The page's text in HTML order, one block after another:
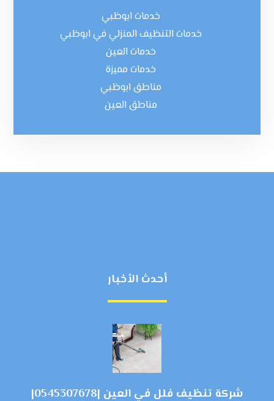
خدمات ابوظبي
خدمات التنظيف المنزلي في ابوظبي
خدمات العين
خدمات مميزة
مناطق ابوظبي
مناطق العين
أحدث الأخبار
شركة تنظيف فلل في العين |0545307678|